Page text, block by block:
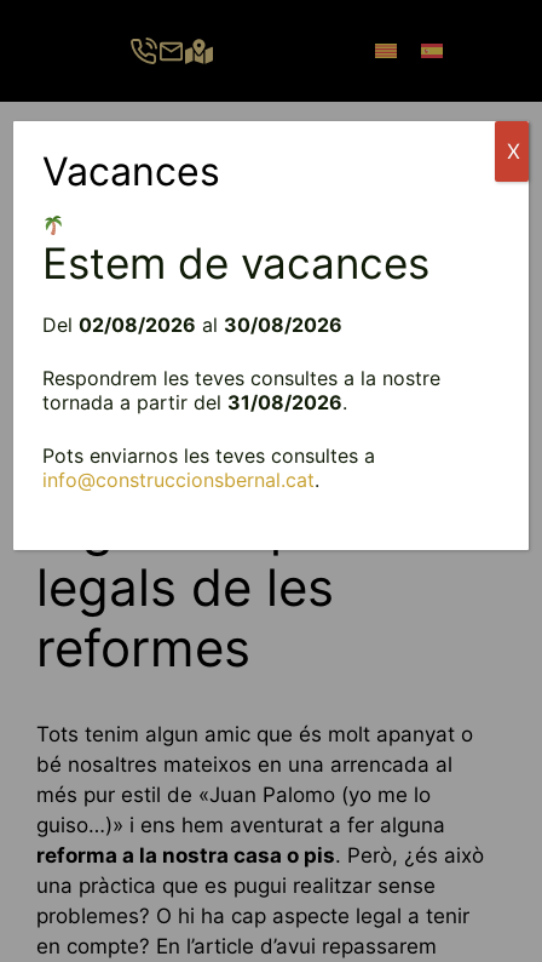
legals de les
reformes
Tots tenim algun amic que és molt apanyat o
bé nosaltres mateixos en una arrencada al
més pur estil de «Juan Palomo (yo me lo
guiso…)» i ens hem aventurat a fer alguna
reforma a la nostra casa o pis. Però, ¿és això
una pràctica que es pugui realitzar sense
problemes? O hi ha cap aspecte legal a tenir
en compte? En l’article d’avui repassarem
Vacances
Estem de vacances
Del02/08/2026 al 30/08/2026
Respondrem les teves consultes a la nostre
tornada a partir del 31/08/2026.
Pots enviarnos les teves consultes a
info@construccionsbernal.cat.
X